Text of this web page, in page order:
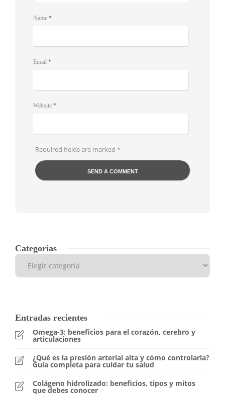
Name *
Email *
Website *
Required fields are marked *
Categorías
Entradas recientes
Omega-3: beneficios para el corazón, cerebro y
articulaciones
¿Qué es la presión arterial alta y cómo controlarla?
Guía completa para cuidar tu salud
Colágeno hidrolizado: beneficios, tipos y mitos
que debes conocer